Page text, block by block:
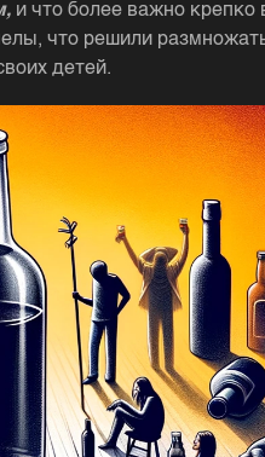
и что более важно крепко
что решили
детей.